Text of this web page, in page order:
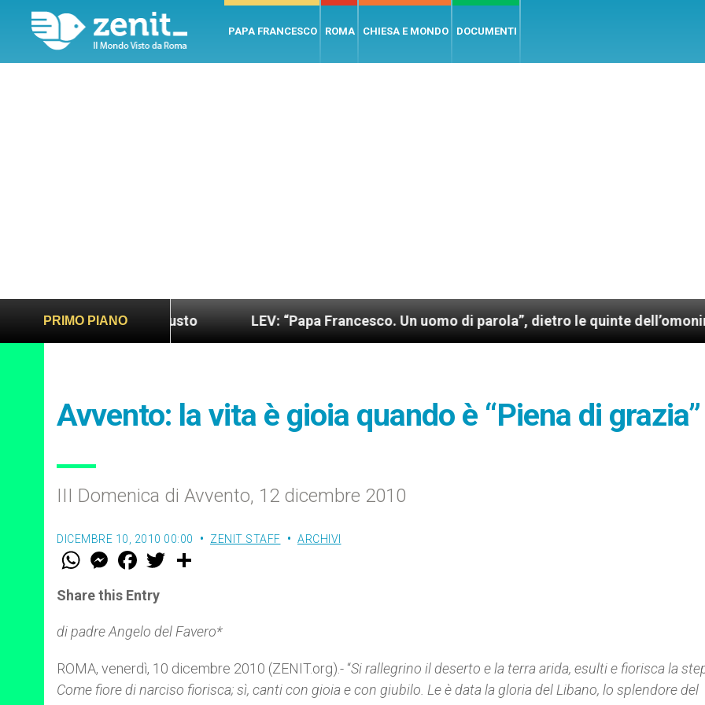
PAPA FRANCESCO ROMA CHIESA E MONDO DOCUMENTI
PRIMO PIANO
sano e giusto LEV: “Papa Francesco. Un uomo di parola”, dietro le quinte dell’omonimo film di
Avvento: la vita è gioia quando è “Piena di grazia”
III Domenica di Avvento, 12 dicembre 2010
DICEMBRE 10, 2010 00:00 ZENIT STAFF ARCHIVI
W
t
s
p
p
M
e
s
e
g
e
F
a
e
b
o
k
w
r
Share this Entry
di padre Angelo del Favero*
ROMA, venerdì, 10 dicembre 2010 (ZENIT.org).- “Si rallegrino il deserto e la terra arida, esulti e fiorisca la
Come fiore di narciso fiorisca; sì, canti con gioia e con giubilo. Le è data la gloria del Libano, lo splendore del